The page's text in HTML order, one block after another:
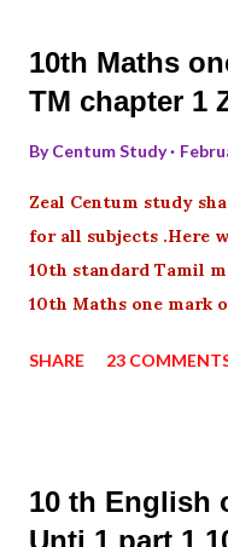
10th Maths
TM chapter 1
ByCentum Study
Zeal Centum study
for all subjects .Here
10th standard Tamil
10th Maths one mark
SHARE 23
10 th English
Unti 1 part 1